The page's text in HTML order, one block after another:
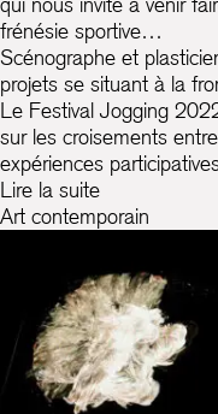
frénésie sportive…
Scénographe et
projets se situant à la
Le Festival Jogging
sur les croisements
expériences
Lire la suite
Art contemporain